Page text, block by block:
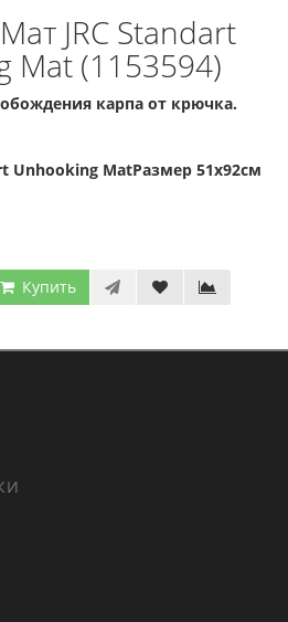
JRC Standart
Mat (1153594)
карпа от крючка.
Unhooking MatРазмер 51х92см
Купить